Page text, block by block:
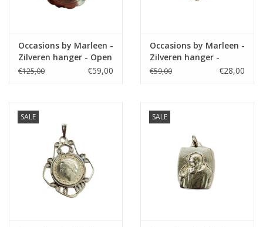
Occasions by Marleen -
Zilveren hanger - Open
gewerkt - Olifant
€125,00 €59,00
Occasions by Marleen -
Zilveren hanger -
Hartje - Opengewerkt
€59,00 €28,00
SALE SALE